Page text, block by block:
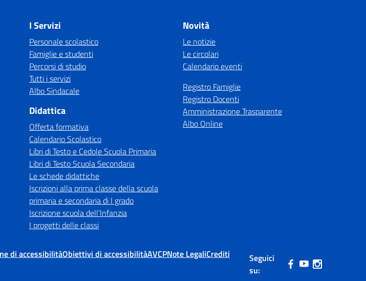
I Servizi
Personale scolastico
Famiglie e studenti
Percorsi di studio
Tutti i servizi
Albo Sindacale
Didattica
Offerta formativa
Calendario Scolastico
Libri di Testo e Cedole Scuola Primaria
Libri di Testo Scuola Secondaria
Le schede didattiche
Iscrizioni alla prima classe della scuola
primaria e secondaria di I grado
Iscrizione scuola dell’Infanzia
I progetti delle classi
Novità
Le notizie
Le circolari
Calendario eventi
Registro Famiglie
Registro Docenti
Amministrazione Trasparente
Albo Online
di accessibilitàObiettivi di accessibilitàAVCPNote LegaliCrediti
Seguici
su: